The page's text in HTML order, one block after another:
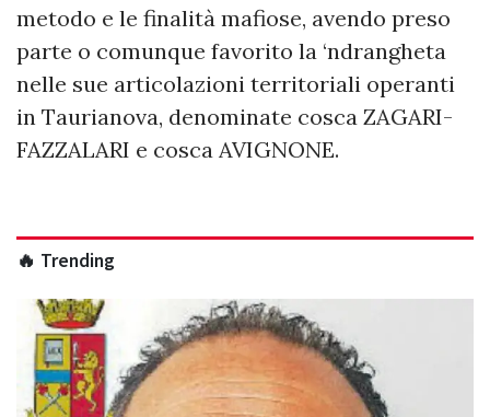
metodo e le finalità mafiose, avendo preso
parte o comunque favorito la ‘ndrangheta
nelle sue articolazioni territoriali operanti
in Taurianova, denominate cosca ZAGARI-
FAZZALARI e cosca AVIGNONE.
🔥 Trending